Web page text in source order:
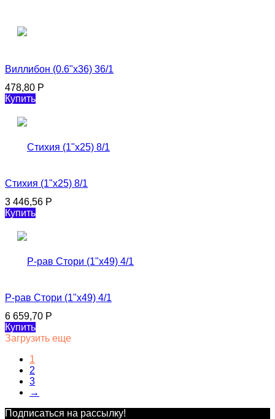
Виллибон (0.6"х36) 36/1
478,80 Р
Купить
Стихия (1"х25) 8/1
3 446,56 Р
Купить
Р-рав Стори (1"х49) 4/1
6 659,70 Р
Купить
Загрузить еще
1
2
3
→
Подписаться на рассылкy!